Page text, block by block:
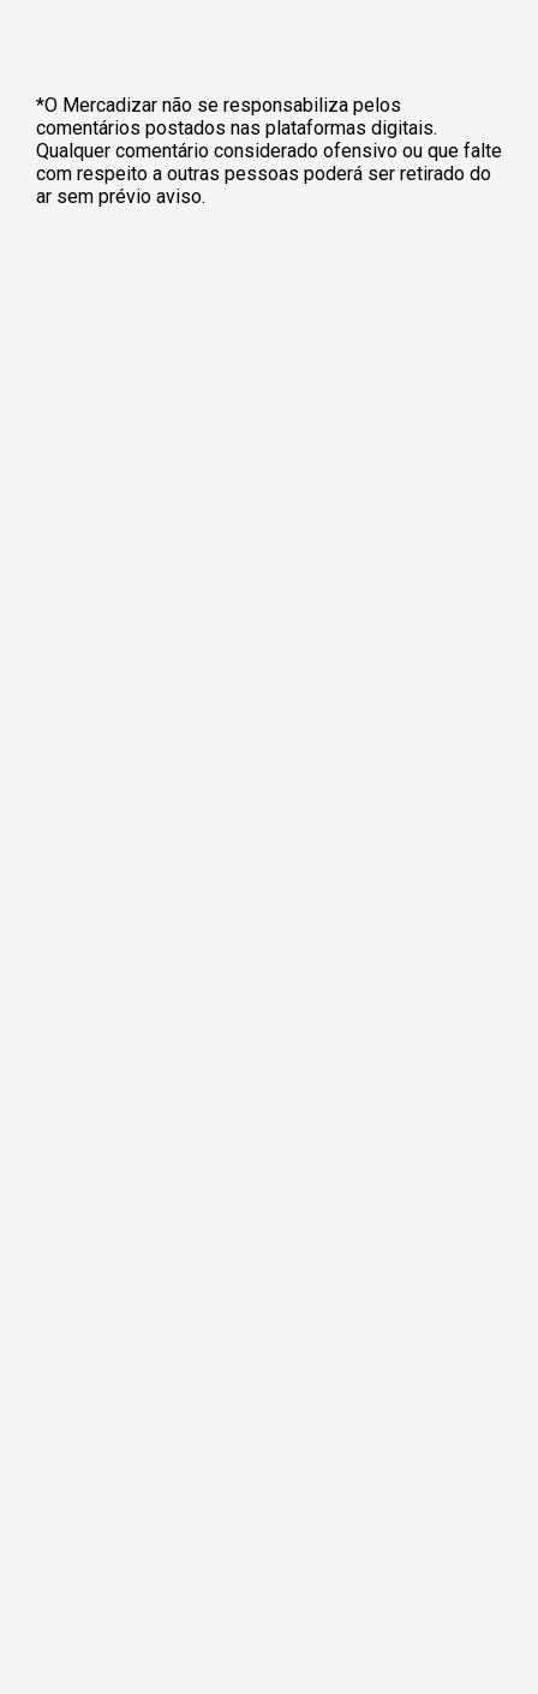
*O Mercadizar não se responsabiliza pelos
comentários postados nas plataformas digitais.
Qualquer comentário considerado ofensivo ou que falte
com respeito a outras pessoas poderá ser retirado do
ar sem prévio aviso.